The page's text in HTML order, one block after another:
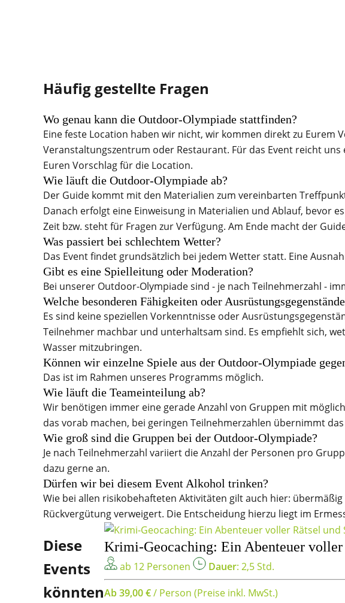
Häufig gestellte Fragen
Wo genau kann die Outdoor-Olympiade stattfinden?
Eine feste Location haben wir nicht, wir kommen direkt zu Eurem
Veranstaltungszentrum oder Restaurant. Für das Event reicht
Euren Vorschlag für die Location.
Wie läuft die Outdoor-Olympiade ab?
Der Guide kommt mit den Materialien zum vereinbarten
Danach erfolgt eine Einweisung in Materialien und Ablauf, bevor
Zeit bzw. steht für Fragen zur Verfügung. Am Ende macht der
Was passiert bei schlechtem Wetter?
Das Event findet grundsätzlich bei jedem Wetter statt. Eine
Gibt es eine Spielleitung oder Moderation?
Bei unserer Outdoor-Olympiade sind - je nach Teilnehmerzahl -
Welche besonderen Fähigkeiten oder
Es sind keine speziellen Vorkenntnisse oder
Teilnehmer machbar und unterhaltsam sind. Es empfiehlt sich,
Wasser mitzubringen.
Können wir einzelne Spiele aus der Outdoor-Olympiade
Das ist im Rahmen unseres Programms möglich.
Wie läuft die Teameinteilung ab?
Wir benötigen immer eine gerade Anzahl von Gruppen mit
das vorab machen, bei geringen Teilnehmerzahlen übernimmt
Wie groß sind die Gruppen bei der Outdoor-Olympiade?
Je nach Teilnehmerzahl variiert die Anzahl der Personen pro
dazu gerne an.
Dürfen wir bei diesem Event Alkohol trinken?
Wie bei allen risikobehafteten Aktivitäten gilt auch hier:
Rückvergütung verweigert. Die Entscheidung hierzu liegt im
Diese
Events
könnten
Krimi-Geocaching: Ein Abenteuer voller
ab 12 Personen Dauer: 2,5 Std.
Ab 39,00 €/ Person (Preise inkl. MwSt.)